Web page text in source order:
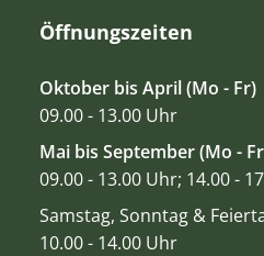
Öffnungszeiten
Oktober bis April (Mo - Fr)
09.00 - 13.00 Uhr
Mai bis September (Mo -
09.00 - 13.00 Uhr; 14.00 -
Samstag, Sonntag &
10.00 - 14.00 Uhr